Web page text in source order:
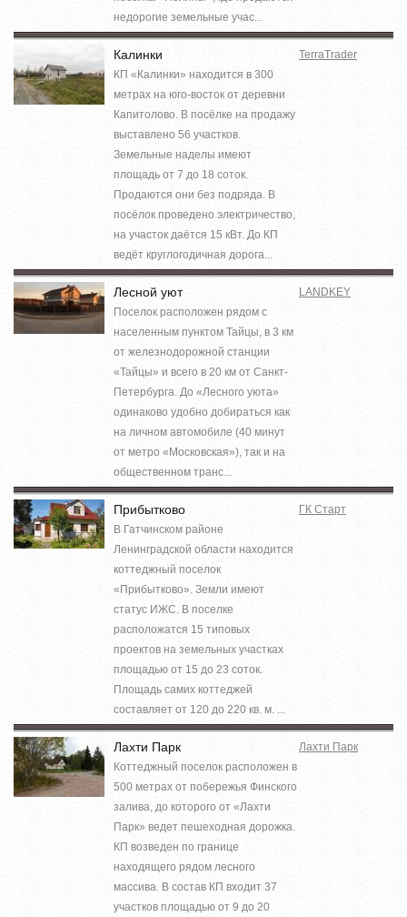
недорогие земельные учас...
Калинки
КП «Калинки» находится в 300
метрах на юго-восток от деревни
Капитолово. В посёлке на продажу
выставлено 56 участков.
Земельные наделы имеют
площадь от 7 до 18 соток.
Продаются они без подряда. В
посёлок проведено электричество,
на участок даётся 15 кВт. До КП
ведёт круглогодичная дорога...
TerraTrader
Лесной уют
Поселок расположен рядом с
населенным пунктом Тайцы, в 3 км
от железнодорожной станции
«Тайцы» и всего в 20 км от Санкт-
Петербурга. До «Лесного уюта»
одинаково удобно добираться как
на личном автомобиле (40 минут
от метро «Московская»), так и на
общественном транс...
LANDKEY
Прибытково
В Гатчинском районе
Ленинградской области находится
коттеджный поселок
«Прибытково». Земли имеют
статус ИЖС. В поселке
расположатся 15 типовых
проектов на земельных участках
площадью от 15 до 23 соток.
Площадь самих коттеджей
составляет от 120 до 220 кв. м. ...
ГК Старт
Лахти Парк
Коттеджный поселок расположен в
500 метрах от побережья Финского
залива, до которого от «Лахти
Парк» ведет пешеходная дорожка.
КП возведен по границе
находящего рядом лесного
массива. В состав КП входит 37
участков площадью от 9 до 20
Лахти Парк